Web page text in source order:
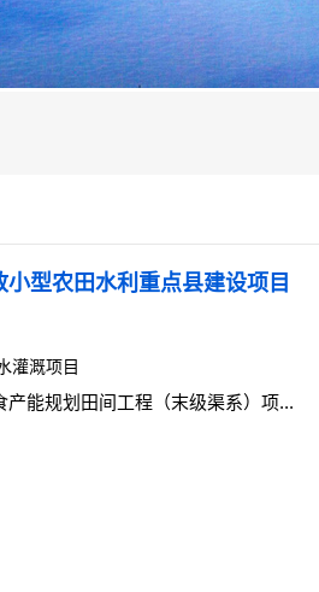
型农田水利重点县建设项目
灌溉项目
产能规划田间工程（末级渠系）项...